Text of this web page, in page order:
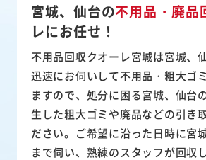
宮城、仙台の不用品・廃品
レにお任せ！
不用品回収クオーレ宮城は宮城、
迅速にお伺いして不用品・粗大ゴミ
ますので、処分に困る宮城、仙台
生した粗大ゴミや廃品などの引き
ださい。ご希望に沿った日時に宮
まで伺い、熟練のスタッフが回収し